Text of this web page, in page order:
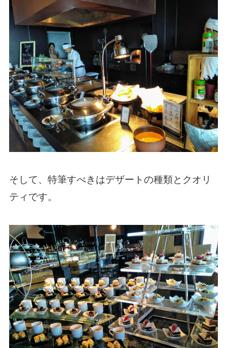
そして、特筆すべきはデザートの種類とクオリ
ティです。